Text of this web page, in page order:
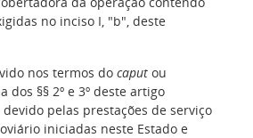
no inciso I, "b", deste
nos termos do caput ou
dos §§ 2º e 3º deste artigo
pelas prestações de serviço
iniciadas neste Estado e